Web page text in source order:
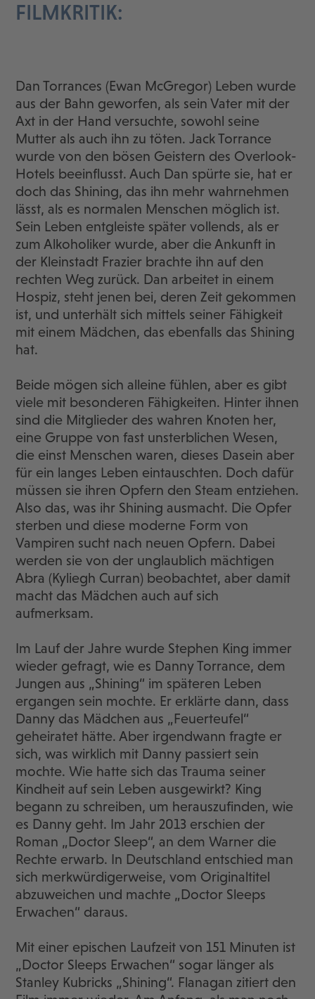
FILMKRITIK:
Dan Torrances (Ewan McGregor) Leben wurde
aus der Bahn geworfen, als sein Vater mit der
Axt in der Hand versuchte, sowohl seine
Mutter als auch ihn zu töten. Jack Torrance
wurde von den bösen Geistern des Overlook-
Hotels beeinflusst. Auch Dan spürte sie, hat er
doch das Shining, das ihn mehr wahrnehmen
lässt, als es normalen Menschen möglich ist.
Sein Leben entgleiste später vollends, als er
zum Alkoholiker wurde, aber die Ankunft in
der Kleinstadt Frazier brachte ihn auf den
rechten Weg zurück. Dan arbeitet in einem
Hospiz, steht jenen bei, deren Zeit gekommen
ist, und unterhält sich mittels seiner Fähigkeit
mit einem Mädchen, das ebenfalls das Shining
hat.
Beide mögen sich alleine fühlen, aber es gibt
viele mit besonderen Fähigkeiten. Hinter ihnen
sind die Mitglieder des wahren Knoten her,
eine Gruppe von fast unsterblichen Wesen,
die einst Menschen waren, dieses Dasein aber
für ein langes Leben eintauschten. Doch dafür
müssen sie ihren Opfern den Steam entziehen.
Also das, was ihr Shining ausmacht. Die Opfer
sterben und diese moderne Form von
Vampiren sucht nach neuen Opfern. Dabei
werden sie von der unglaublich mächtigen
Abra (Kyliegh Curran) beobachtet, aber damit
macht das Mädchen auch auf sich
aufmerksam.
Im Lauf der Jahre wurde Stephen King immer
wieder gefragt, wie es Danny Torrance, dem
Jungen aus „Shining“ im späteren Leben
ergangen sein mochte. Er erklärte dann, dass
Danny das Mädchen aus „Feuerteufel“
geheiratet hätte. Aber irgendwann fragte er
sich, was wirklich mit Danny passiert sein
mochte. Wie hatte sich das Trauma seiner
Kindheit auf sein Leben ausgewirkt? King
begann zu schreiben, um herauszufinden, wie
es Danny geht. Im Jahr 2013 erschien der
Roman „Doctor Sleep“, an dem Warner die
Rechte erwarb. In Deutschland entschied man
sich merkwürdigerweise, vom Originaltitel
abzuweichen und machte „Doctor Sleeps
Erwachen“ daraus.
Mit einer epischen Laufzeit von 151 Minuten ist
„Doctor Sleeps Erwachen“ sogar länger als
Stanley Kubricks „Shining“. Flanagan zitiert den